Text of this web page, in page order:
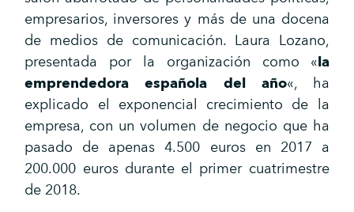
empresarios, inversores y más de una docena
de medios de comunicación. Laura Lozano,
presentada por la organización como «la
emprendedora española del año«, ha
explicado el exponencial crecimiento de la
empresa, con un volumen de negocio que ha
pasado de apenas 4.500 euros en 2017 a
200.000 euros durante el primer cuatrimestre
de 2018.